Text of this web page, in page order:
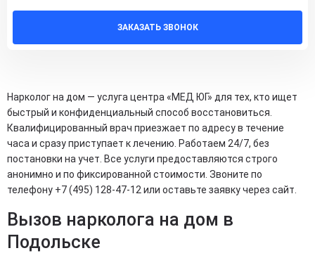
ЗАКАЗАТЬ ЗВОНОК
Нарколог на дом — услуга центра «МЕД ЮГ» для тех, кто ищет
быстрый и конфиденциальный способ восстановиться.
Квалифицированный врач приезжает по адресу в течение
часа и сразу приступает к лечению. Работаем 24/7, без
постановки на учет. Все услуги предоставляются строго
анонимно и по фиксированной стоимости. Звоните по
телефону +7 (495) 128-47-12 или оставьте заявку через сайт.
Вызов нарколога на дом в
Подольске